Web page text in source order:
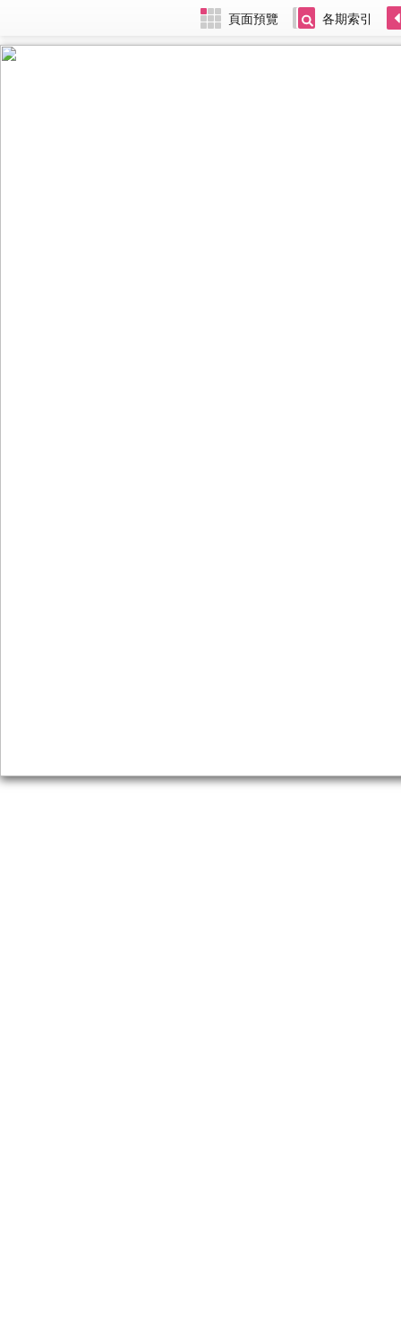
頁面預覽 各期索引